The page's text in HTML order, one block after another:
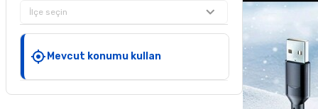
İlçe seçin
Mevcut konumu kullan